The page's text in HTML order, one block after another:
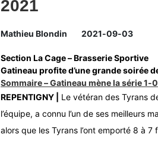
2021
Mathieu Blondin 2021-09-03
Section La Cage – Brasserie Sportive
Gatineau profite d’une grande soirée
Sommaire – Gatineau mène la série 1-0
REPENTIGNY |
Le vétéran des Tyrans
l’équipe, a connu l’un de ses meilleurs
alors que les Tyrans l’ont emporté 8 à